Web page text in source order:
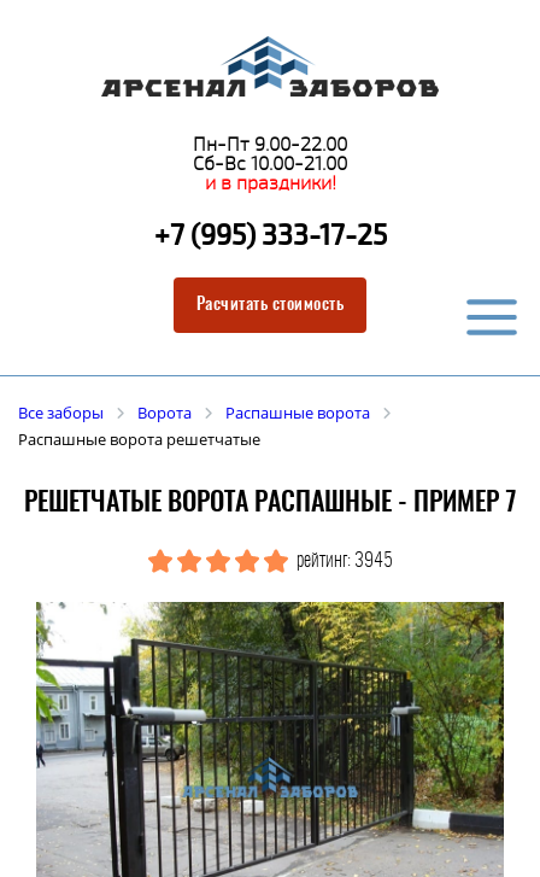
Пн-Пт 9.00-22.00
Сб-Вс 10.00-21.00
и в праздники!
+7 (995) 333-17-25
Расчитать стоимость
Все заборы Ворота
Распашные ворота
Распашные ворота решетчатые
РЕШЕТЧАТЫЕ ВОРОТА РАСПАШНЫЕ - ПРИМЕР 7
рейтинг: 3945